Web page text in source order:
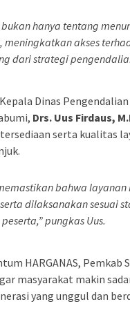
bukan hanya tentang
meningkatkan akses
dari strategi
Dinas
Drs. Uus Firdaus,
serta kualitas
bahwa layanan
dilaksanakan sesuai
pungkas Uus.
HARGANAS,
masyarakat makin
yang unggul dan